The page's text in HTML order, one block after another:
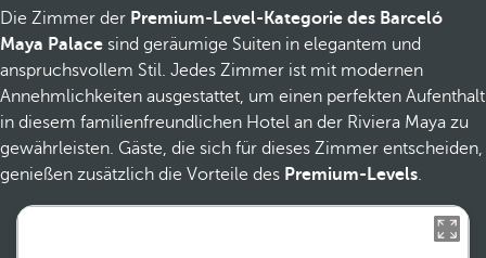
Die Zimmer der Premium-Level-Kategorie des Barceló
Maya Palace sind geräumige Suiten in elegantem und
anspruchsvollem Stil. Jedes Zimmer ist mit modernen
Annehmlichkeiten ausgestattet, um einen perfekten Aufenthalt
in diesem familienfreundlichen Hotel an der Riviera Maya zu
gewährleisten. Gäste, die sich für dieses Zimmer entscheiden,
genießen zusätzlich die Vorteile des Premium-Levels